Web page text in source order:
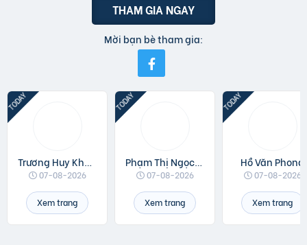
THAM GIA NGAY
Mời bạn bè tham gia:
Trương Huy Khánh
07-08-2026
Xem trang
Phạm Thị Ngọc Linh
07-08-2026
Xem trang
Hồ Văn Phong
07-08-2026
Xem trang